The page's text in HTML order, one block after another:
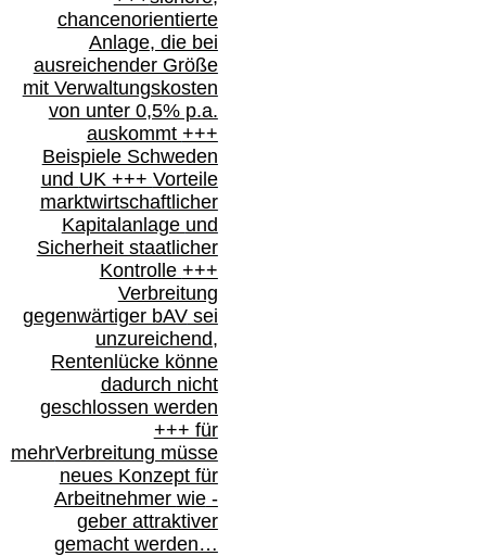
chancenorientierte
Anlage, die bei
ausreichender Größe
mit Verwaltungskosten
von unter 0,5% p.a.
auskommt +++
Beispiele Schweden
und UK +++ Vorteile
marktwirtschaftlicher
Kapitalanlage und
Sicherheit staatlicher
Kontrolle +++
Verbreitung
gegenwärtiger bAVsei
unzureichend,
Rentenlücke könne
dadurch nicht
geschlossen werden
+++ für
mehrVerbreitung müsse
neues Konzept für
Arbeitnehmer wie-
geber attraktiver
gemacht werden…